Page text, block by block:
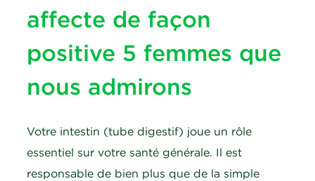
affecte de façon
positive 5 femmes que
nous admirons
Votre intestin (tube digestif) joue un rôle
essentiel sur votre santé générale. Il est
responsable de bien plus que de la simple